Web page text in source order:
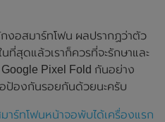
อสมาร์ทโฟน ผลปรากฏว่าตัว
ที่สุดแล้วเราก็ควรที่จะรักษาและ
Pixel Fold กันอย่าง
อป้องกันรอยกันด้วยนะครับ
าร์ทโฟนหน้าจอพับได้เครื่องแรก